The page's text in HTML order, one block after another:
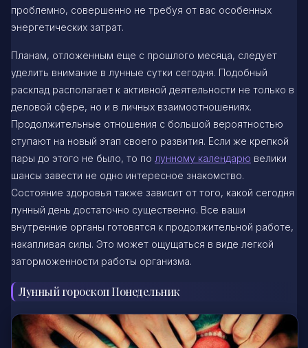
проблемно, совершенно не требуя от вас особенных
энергетических затрат.
Планам, отложенным еще с прошлого месяца, следует
уделить внимание в лунные сутки сегодня. Подобный
расклад располагает к активной деятельности не только в
деловой сфере, но и в личных взаимоотношениях.
Продолжительные отношения с большой вероятностью
ступают на новый этап своего развития. Если же крепкой
пары до этого не было, то по лунному календарю велики
шансы завести не одно интересное знакомство.
Состояние здоровья также зависит от того, какой сегодня
лунный день достаточно существенно. Все ваши
внутренние органы готовятся к продолжительной работе,
накапливая силы. Это может ощущаться в виде легкой
заторможенности работы организма.
Лунный гороскоп Понедельник